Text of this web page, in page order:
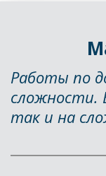
Работы по
сложности.
так и на